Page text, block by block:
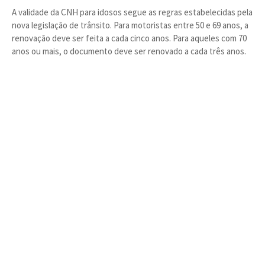
A validade da CNH para idosos segue as regras estabelecidas pela
nova legislação de trânsito. Para motoristas entre 50 e 69 anos, a
renovação deve ser feita a cada cinco anos. Para aqueles com 70
anos ou mais, o documento deve ser renovado a cada três anos.